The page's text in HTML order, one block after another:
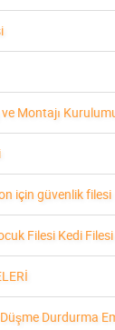
Montajı
için güvenlik filesi
Filesi Kedi
Durdurma